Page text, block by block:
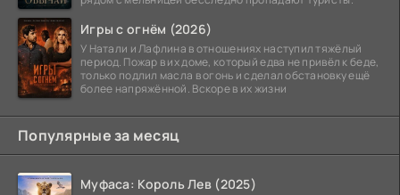
Игры с огнём (2026)
У Натали и Лафлина в отношениях наступил тяжёлый
период. Пожар в их доме, который едва не привёл к беде,
только подлил масла в огонь и сделал обстановку ещё
более напряжённой. Вскоре в их жизни
Популярные за месяц
Муфаса: Король Лев (2025)